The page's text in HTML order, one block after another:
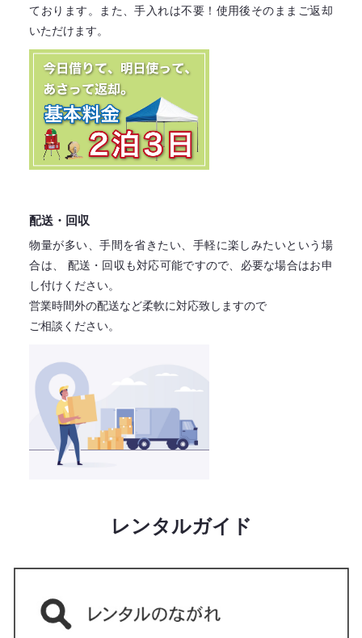
ております。
また、手入れは不要！ 使用後そのままご返却
いただけます。
配送・回収
物量が多い、手間を省きたい、手軽に楽しみたいという場
合は、
配送・回収も対応可能ですので、必要な場合はお申
し付けください。
営業時間外の配送など柔軟に対応致しますので
ご相談ください。
レンタルガイド